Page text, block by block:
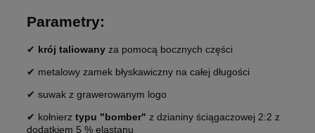
Parametry:
✔ krój taliowany za pomocą bocznych części
✔ metalowy zamek błyskawiczny na całej długości
✔ suwak z grawerowanym logo
✔ kołnierz typu "bomber" z dzianiny ściągaczowej 2:2 z
dodatkiem 5 % elastanu